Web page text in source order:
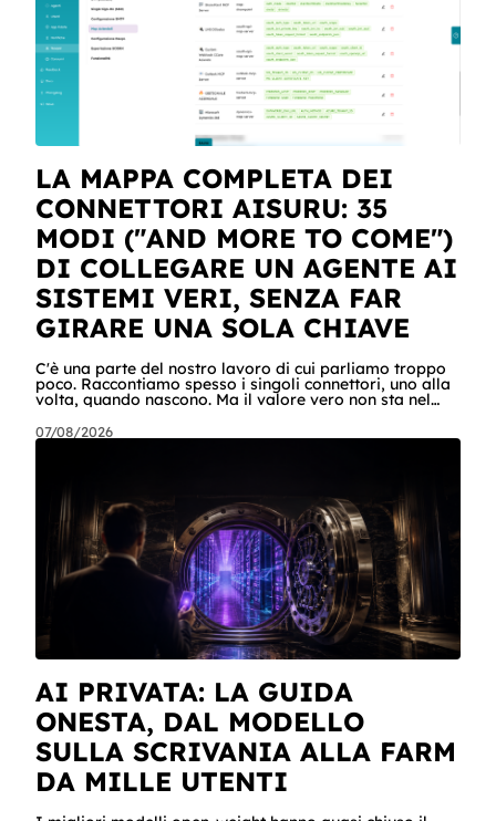
LA MAPPA COMPLETA DEI
CONNETTORI AISURU: 35
MODI ("AND MORE TO COME")
DI COLLEGARE UN AGENTE AI
SISTEMI VERI, SENZA FAR
GIRARE UNA SOLA CHIAVE
C'è una parte del nostro lavoro di cui parliamo troppo
poco. Raccontiamo spesso i singoli connettori, uno alla
volta, quando nascono. Ma il valore vero non sta nel
succede quando i pezzi lavorano insieme. Stamattina
alle 6, per dire, un agente ha attraversato cinque
ha recuperato un listino da SharePoint, ha calcolato gli
scost
07/08/2026
AI PRIVATA: LA GUIDA
ONESTA, DAL MODELLO
SULLA SCRIVANIA ALLA FARM
DA MILLE UTENTI